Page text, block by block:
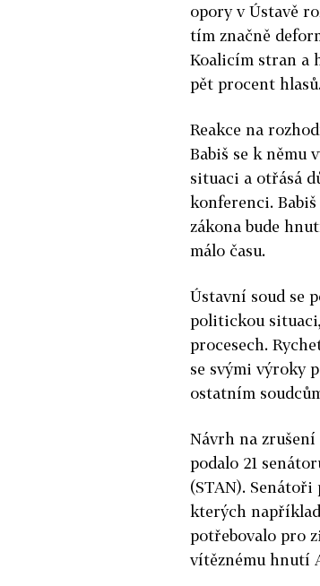
opory v Ústavě
tím značně
Koalicím stran a
pět procent
Reakce na
Babiš se k němu
situaci a otřásá
konferenci.
zákona bude
málo času.
Ústavní soud se
politickou
procesech.
se svými výroky
ostatním
Návrh na
podalo 21
(STAN). Senátoři
kterých
potřebovalo pro
vítěznému hnutí